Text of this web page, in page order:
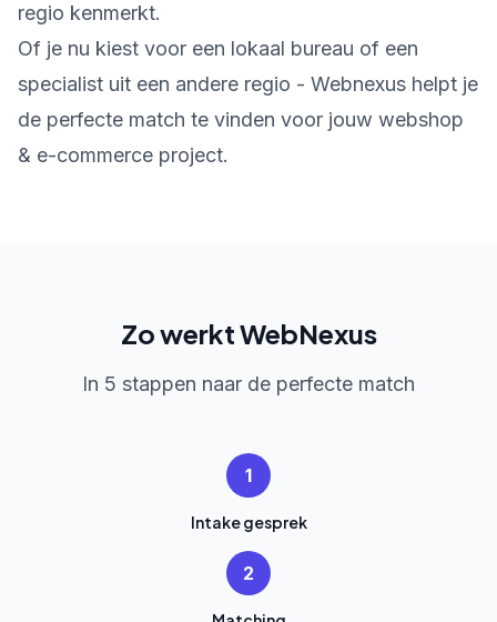
regio kenmerkt.
Of je nu kiest voor een lokaal bureau of een
specialist uit een andere regio - Webnexus helpt je
de perfecte match te vinden voor jouw webshop
& e-commerce project.
Zo werkt WebNexus
In 5 stappen naar de perfecte match
1
Intake gesprek
2